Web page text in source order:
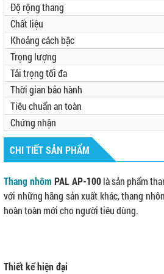
Độ rộng thang
Chất liệu
Khoảng cách bậc
Trọng lượng
Tải trọng tối đa
Thời gian bảo hành
Tiêu chuẩn an toàn
Chứng nhận
CHI TIẾT SẢN PHẨM
Thang nhôm PAL AP-100là sản phẩm
với những hãng sản xuất khác, thang
hoàn toàn mới cho người tiêu dùng.
Thiết kế hiện đại